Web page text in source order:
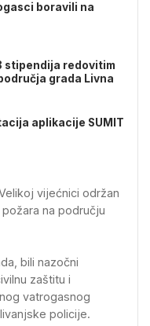
boravili na
stipendija redovitim
grada Livna
aplikacije SUMIT
vijećnici održan
na području
bili nazočni
zaštitu i
vatrogasnog
policije.